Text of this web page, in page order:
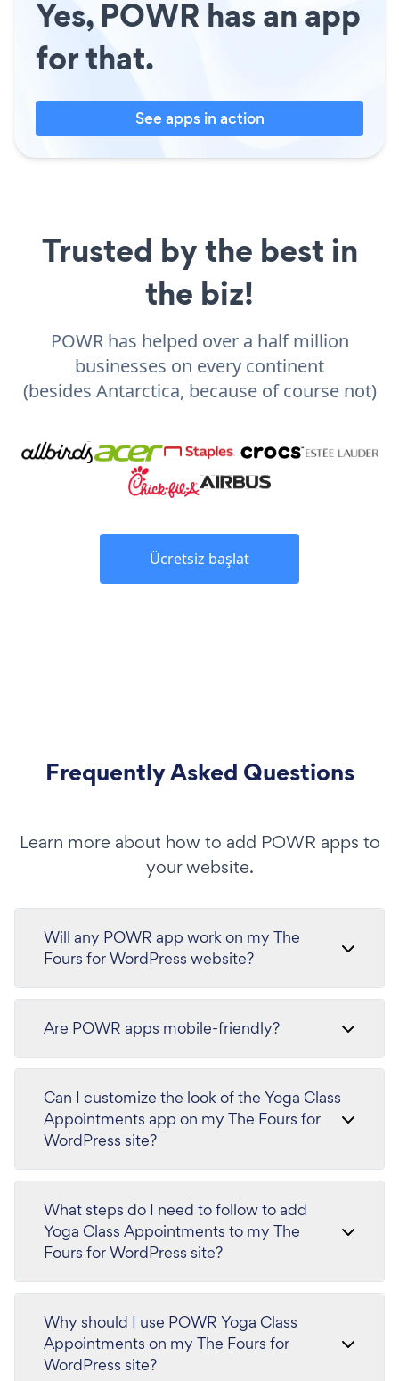
Yes, POWR has an app
for that.
See apps in action
Trusted by the best in
the biz!
POWR has helped over a half million
businesses on every continent
(besides Antarctica, because of course not)
Ücretsiz başlat
Frequently Asked Questions
Learn more about how to add POWR apps to
your website.
Will any POWR app work on my The
Fours for WordPress website?
Are POWR apps mobile-friendly?
Can I customize the look of the Yoga Class
Appointments app on my The Fours for
WordPress site?
What steps do I need to follow to add
Yoga Class Appointments to my The
Fours for WordPress site?
Why should I use POWR Yoga Class
Appointments on my The Fours for
WordPress site?